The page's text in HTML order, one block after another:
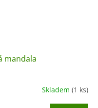
mandala
Skladem (1 ks)